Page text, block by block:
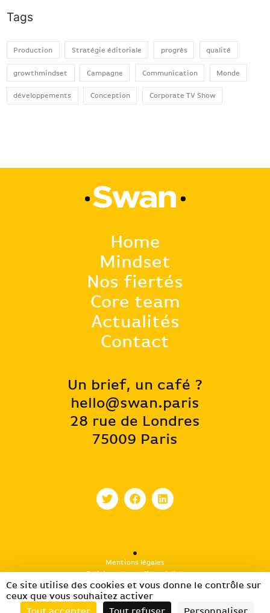
Tags
Production Stratégie éditoriale progrès qualité
growthmindset Campagne Communication Monde
développements Conception Corporate TV Show
Home
Mindset
Nos fiertés
Core team
Actualités
Contact
Un brief, un café ?
hello@swan.paris
28 rue de Londres
75009 Paris
Mentions légales
Politique de confidentialité
Gestion des cookies
Ce site utilise des cookies et vous donne le contrôle sur
ceux que vous souhaitez activer